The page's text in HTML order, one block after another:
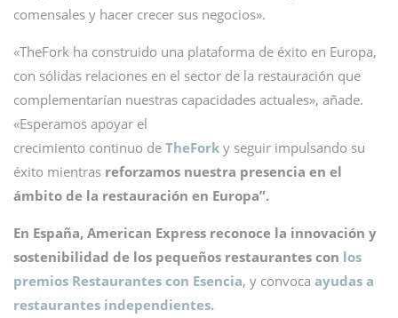
comensales y hacer crecer sus negocios».
«TheFork ha construido una plataforma de éxito en Europa,
con sólidas relaciones en el sector de la restauración que
complementarían nuestras capacidades actuales», añade.
«Esperamos apoyar el
crecimiento continuo de TheFork y seguir impulsando su
éxito mientras reforzamos nuestra presencia en el
ámbito de la restauración en Europa”.
En España, American Express reconoce la innovación y
sostenibilidad de los pequeños restaurantes con los
premios Restaurantes con Esencia, y convoca ayudas a
restaurantes independientes.